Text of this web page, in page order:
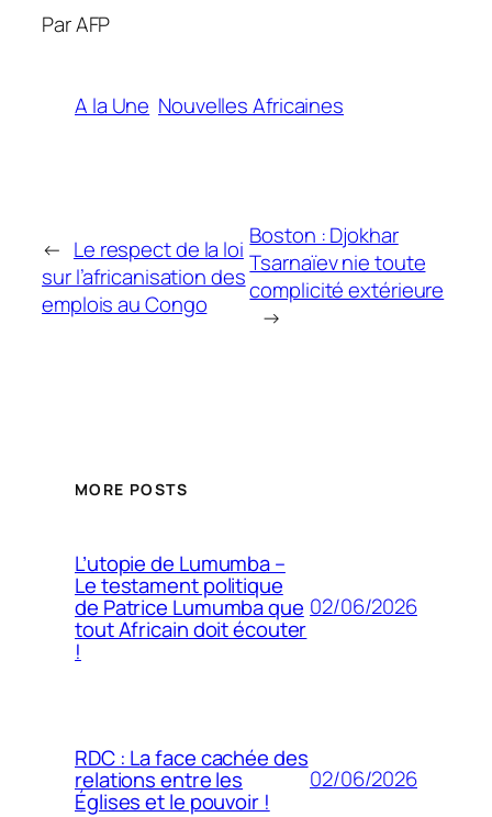
Par AFP
A la Une Nouvelles Africaines
← Le respect de la loi
sur l’africanisation des
emplois au Congo
Boston : Djokhar
Tsarnaïev nie toute
complicité extérieure
→
MORE POSTS
L’utopie de Lumumba –
Le testament politique
de Patrice Lumumba que
tout Africain doit écouter
!
02/06/2026
RDC : La face cachée des
relations entre les
Églises et le pouvoir !
02/06/2026